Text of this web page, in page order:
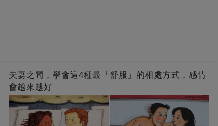
夫妻之間，學會這4種最「舒服」的相處方式，感情
會越來越好